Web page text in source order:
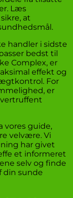
Læs
at
handler i sidste
bedst til
Complex, er
effekt og
For
er
vores guide,
velvære. Vi
har givet
et informeret
selv og finde
din sunde